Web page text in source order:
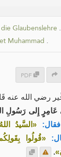
Glaubenslehre .
Muhammad .
PDF
رضي الله عنه
إِلى رَسُولِ
فقال: «السَّيدُ
«قُولُوا
.